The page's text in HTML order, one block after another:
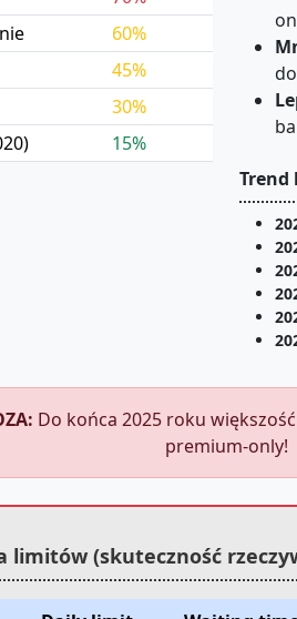
60%
45%
30%
15%
Trend
Do końca 2025 roku
premium-only!
limitów (skuteczność